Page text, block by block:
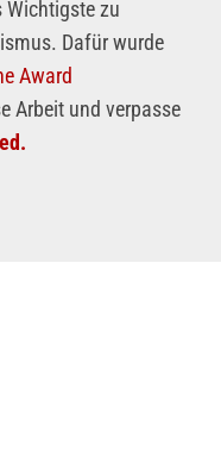
Wichtigste zu
Dafür wurde
Award
Arbeit und verpasse